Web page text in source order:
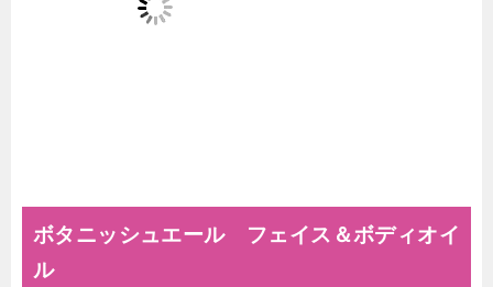
ボタニッシュエール フェイス＆ボディオイ
ル